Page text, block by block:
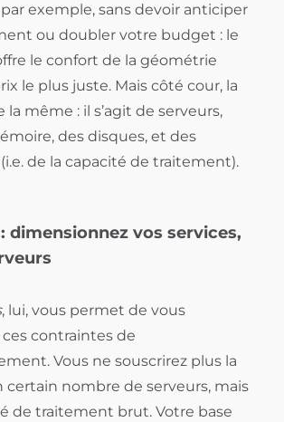
exemple, sans devoir anticiper
ou doubler votre budget : le
le confort de la géométrie
le plus juste. Mais côté cour, la
même : il s’agit de serveurs,
des disques, et des
de la capacité de traitement).
dimensionnez vos services,
, lui, vous permet de vous
contraintes de
Vous ne souscrirez plus la
certain nombre de serveurs, mais
de traitement brut. Votre base